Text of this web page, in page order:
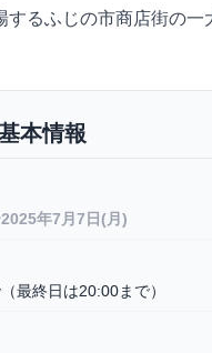
するふじの市商店街の一
本情報
年7月7日(月)
最終日は20:00まで）